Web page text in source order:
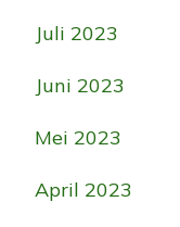
Juli 2023
Juni 2023
Mei 2023
April 2023